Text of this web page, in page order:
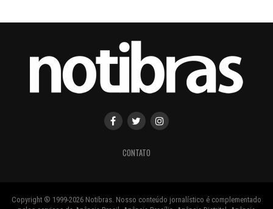
CONTATO
Copyright ® 1999-2026 Notibras. Nosso conteúdo jornalístico é complementado